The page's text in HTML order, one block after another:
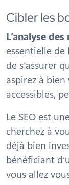
Cibler les
L’analyse
essentielle de
de s’assurer
aspirez à
accessibles,
Le SEO est
cherchez à
déjà bien
bénéficiant
vous allez